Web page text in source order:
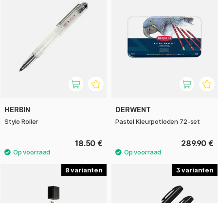
HERBIN
Stylo Roller
18.50 €
DERWENT
Pastel Kleurpotloden 72-set
289.90 €
8 3